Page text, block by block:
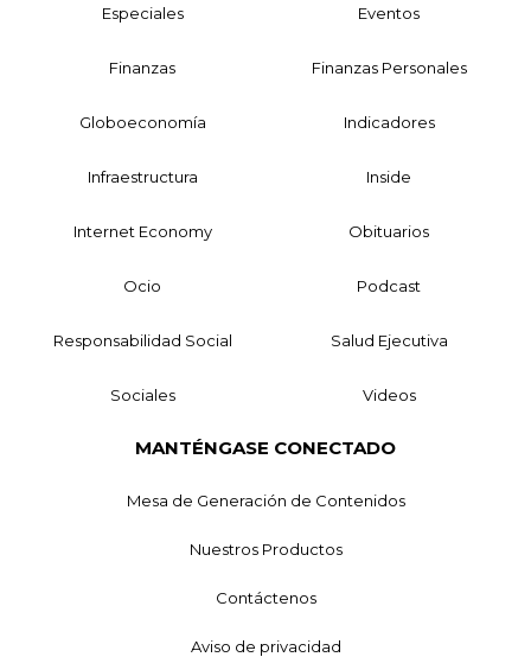
Especiales Eventos
Finanzas Finanzas Personales
Globoeconomía Indicadores
Infraestructura Inside
Internet Economy Obituarios
Ocio Podcast
Responsabilidad Social Salud Ejecutiva
Sociales Videos
MANTÉNGASE CONECTADO
Mesa de Generación de Contenidos
Nuestros Productos
Contáctenos
Aviso de privacidad